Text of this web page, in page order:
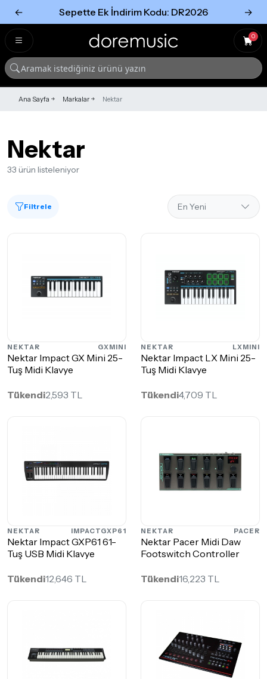
← Sepette Ek İndirim Kodu: DR2026 →
0
Ana Sayfa Markalar Nektar
Nektar
33 ürün listeleniyor
Filtrele
NEKTAR GXMINI
Nektar Impact GX Mini 25-
Tuş Midi Klavye
Tükendi2,593 TL
NEKTAR LXMINI
Nektar Impact LX Mini 25-
Tuş Midi Klavye
Tükendi4,709 TL
NEKTAR IMPACTGXP61
Nektar Impact GXP61 61-
Tuş USB Midi Klavye
Tükendi12,646 TL
NEKTAR PACER
Nektar Pacer Midi Daw
Footswitch Controller
Tükendi16,223 TL
Tümünü Gör
Tümünü gör